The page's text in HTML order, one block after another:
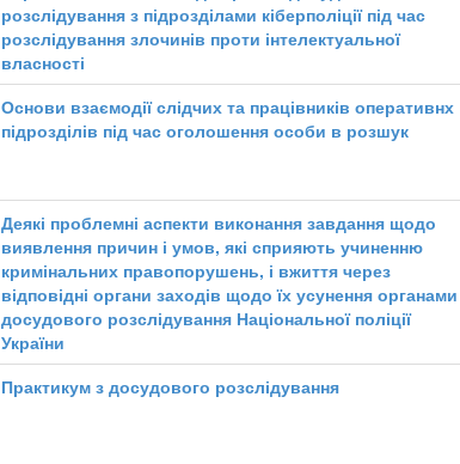
розслідування з підрозділами кіберполіції під час
розслідування злочинів проти інтелектуальної
власності
Основи взаємодії слідчих та працівників оперативнх
підрозділів під час оголошення особи в розшук
Деякі проблемні аспекти виконання завдання щодо
виявлення причин і умов, які сприяють учиненню
кримінальних правопорушень, і вжиття через
відповідні органи заходів щодо їх усунення органами
досудового розслідування Національної поліції
України
Практикум з досудового розслідування